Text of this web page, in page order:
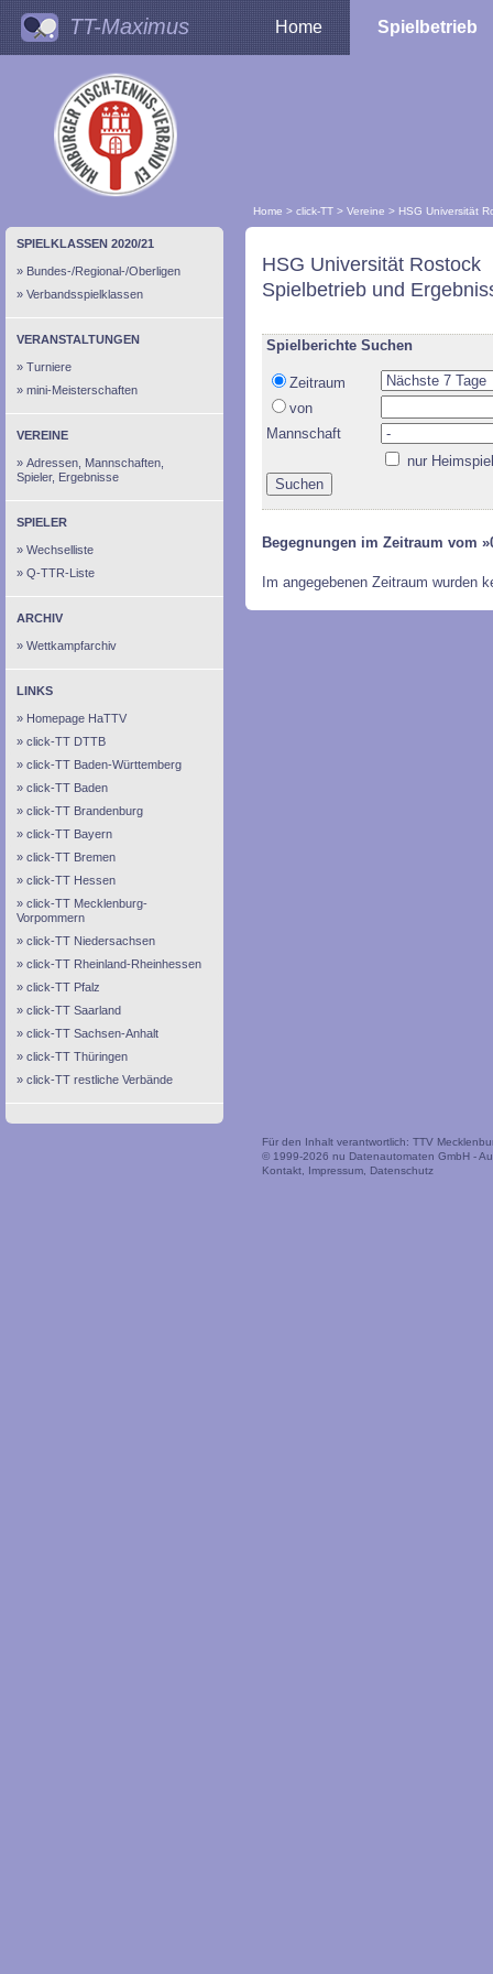
TT-Maximus Home Spielbetrieb
Home > click-TT > Vereine > HSG Universität
SPIELKLASSEN 2020/21
Bundes-/Regional-/Oberligen
Verbandsspielklassen
VERANSTALTUNGEN
Turniere
mini-Meisterschaften
VEREINE
Adressen, Mannschaften,
Spieler, Ergebnisse
SPIELER
Wechselliste
Q-TTR-Liste
ARCHIV
Wettkampfarchiv
LINKS
Homepage HaTTV
click-TT DTTB
click-TT Baden-Württemberg
click-TT Baden
click-TT Brandenburg
click-TT Bayern
click-TT Bremen
click-TT Hessen
click-TT Mecklenburg-
Vorpommern
click-TT Niedersachsen
click-TT Rheinland-Rheinhessen
click-TT Pfalz
click-TT Saarland
click-TT Sachsen-Anhalt
click-TT Thüringen
click-TT restliche Verbände
HSG Universität Rostock
Spielbetrieb und
Spielberichte Suchen
Zeitraum
von
Mannschaft
nur
Begegnungen im Zeitraum vom
Im angegebenen Zeitraum wurden
Für den Inhalt verantwortlich: TTV
© 1999-2026 nu Datenautomaten GmbH -
Kontakt
Impressum Datenschutz